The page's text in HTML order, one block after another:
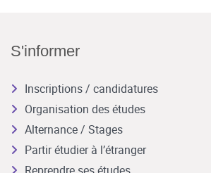
S'informer
Inscriptions / candidatures
Organisation des études
Alternance / Stages
Partir étudier à l’étranger
Reprendre ses études